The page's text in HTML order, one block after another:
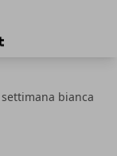
bianca